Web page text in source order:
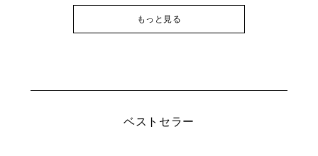
もっと見る
ベストセラー